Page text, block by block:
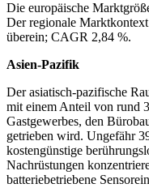
Die europäische
Der regionale
überein; CAGR 2,84 %.
Asien-Pazifik
Der asiatisch-pazifische
mit einem Anteil von rund
Gastgewerbes, den
getrieben wird. Ungefähr
kostengünstige
Nachrüstungen
batteriebetriebene